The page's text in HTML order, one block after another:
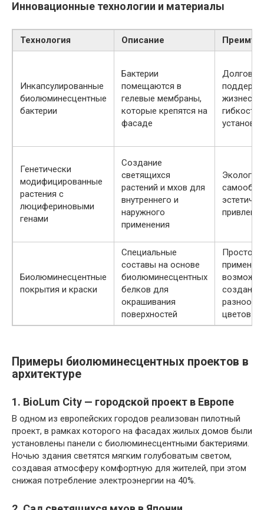
Инновационные технологии и материалы
Технология Описание
Инкапсулированные
биолюминесцентные
бактерии
Бактерии
помещаются в
гелевые мембраны,
которые крепятся на
фасаде
гибкость
установки
Генетически
модифицированные
растения с
люцифериновыми
генами
Создание
светящихся
растений и мхов для
внутреннего и
наружного
применения
Биолюминесцентные
покрытия и краски
Специальные
составы на основе
биолюминесцентных
белков для
окрашивания
поверхностей
Простота
создания
цветов и
Примеры биолюминесцентных проектов в
архитектуре
1. BioLum City — городской проект в Европе
В одном из европейских городов реализован пилотный
проект, в рамках которого на фасадах жилых домов были
установлены панели с биолюминесцентными бактериями.
Ночью здания светятся мягким голубоватым светом,
создавая атмосферу комфортную для жителей, при этом
снижая потребление электроэнергии на 40%.